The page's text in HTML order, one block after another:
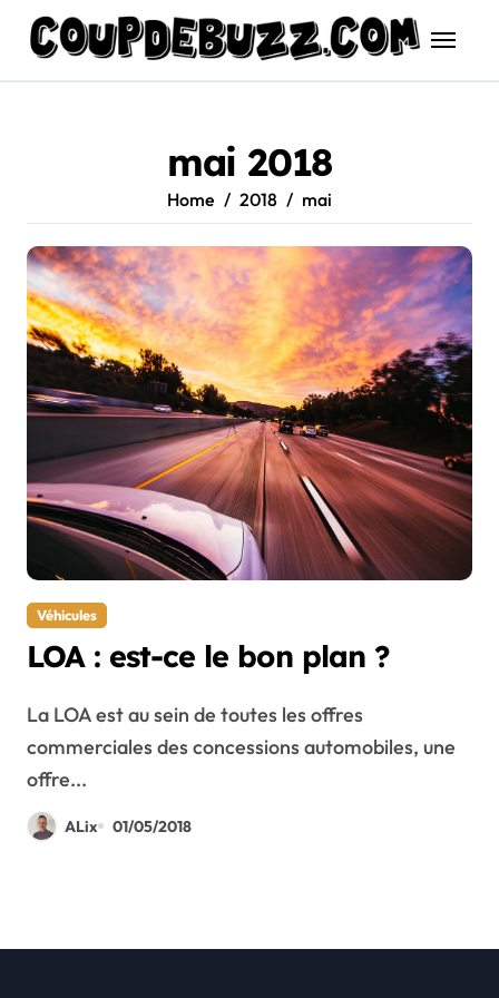
content
mai 2018
Home 2018 mai
Véhicules
LOA : est-ce le bon plan ?
La LOA est au sein de toutes les offres
commerciales des concessions automobiles, une
offre...
ALix 01/05/2018